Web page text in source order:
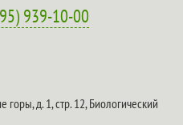
939-10-00
горы, д. 1, стр. 12,Биологический